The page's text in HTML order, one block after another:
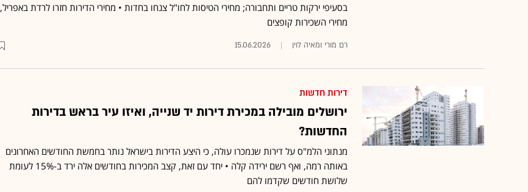
בסעיפי ירקות טריים ותחבורה; מחירי הטיסות לחו"ל צנחו בחדות • מחירי הדירות חזרו לרדת באפריל,
מחירי השכירות קופצים
רם מורי ומאיה לוין 15.06.2026
דירות חדשות
ירושלים מובילה במכירת דירות יד שנייה, ואיזו עיר בראש בדירות
החדשות?
מנתוני הלמ"ס על דירות שנמכרו עולה, כי היצע הדירות בישראל נותר בחמשת החודשים האחרונים
באותה רמה, ואף רשם ירידה קלה • יחד עם זאת, קצב המכירות בחודשים אלה ירד ב-15% לעומת
שלושת חודשים שקדמו להם